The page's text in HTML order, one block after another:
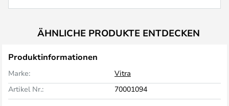
ÄHNLICHE PRODUKTE ENTDECKEN
Produktinformationen
Marke:
Vitra
Artikel Nr.:
70001094